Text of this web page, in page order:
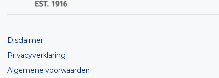
Disclaimer
Privacyverklaring
Algemene voorwaarden